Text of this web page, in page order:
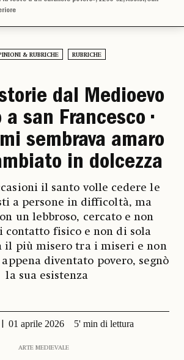
& RUBRICHE RUBRICHE
dal Medioevo
san Francesco •
sembrava amaro
in dolcezza
il santo volle cedere le
a persone in difficoltà, ma
un lebbroso, cercato e non
contatto fisico e non di sola
il più misero tra i miseri e non
diventato povero, segnò
la sua esistenza
01 aprile 2026 5' min di lettura
ARTE MEDIEVALE